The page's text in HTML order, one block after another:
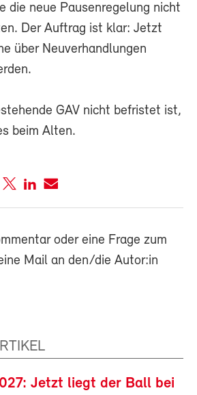
die neue Pausenregelung nicht
Der Auftrag ist klar: Jetzt
über Neuverhandlungen
GAV nicht befristet ist,
beim Alten.
oder eine Frage zum
Mail an den/die Autor:in
Jetzt liegt der Ball bei